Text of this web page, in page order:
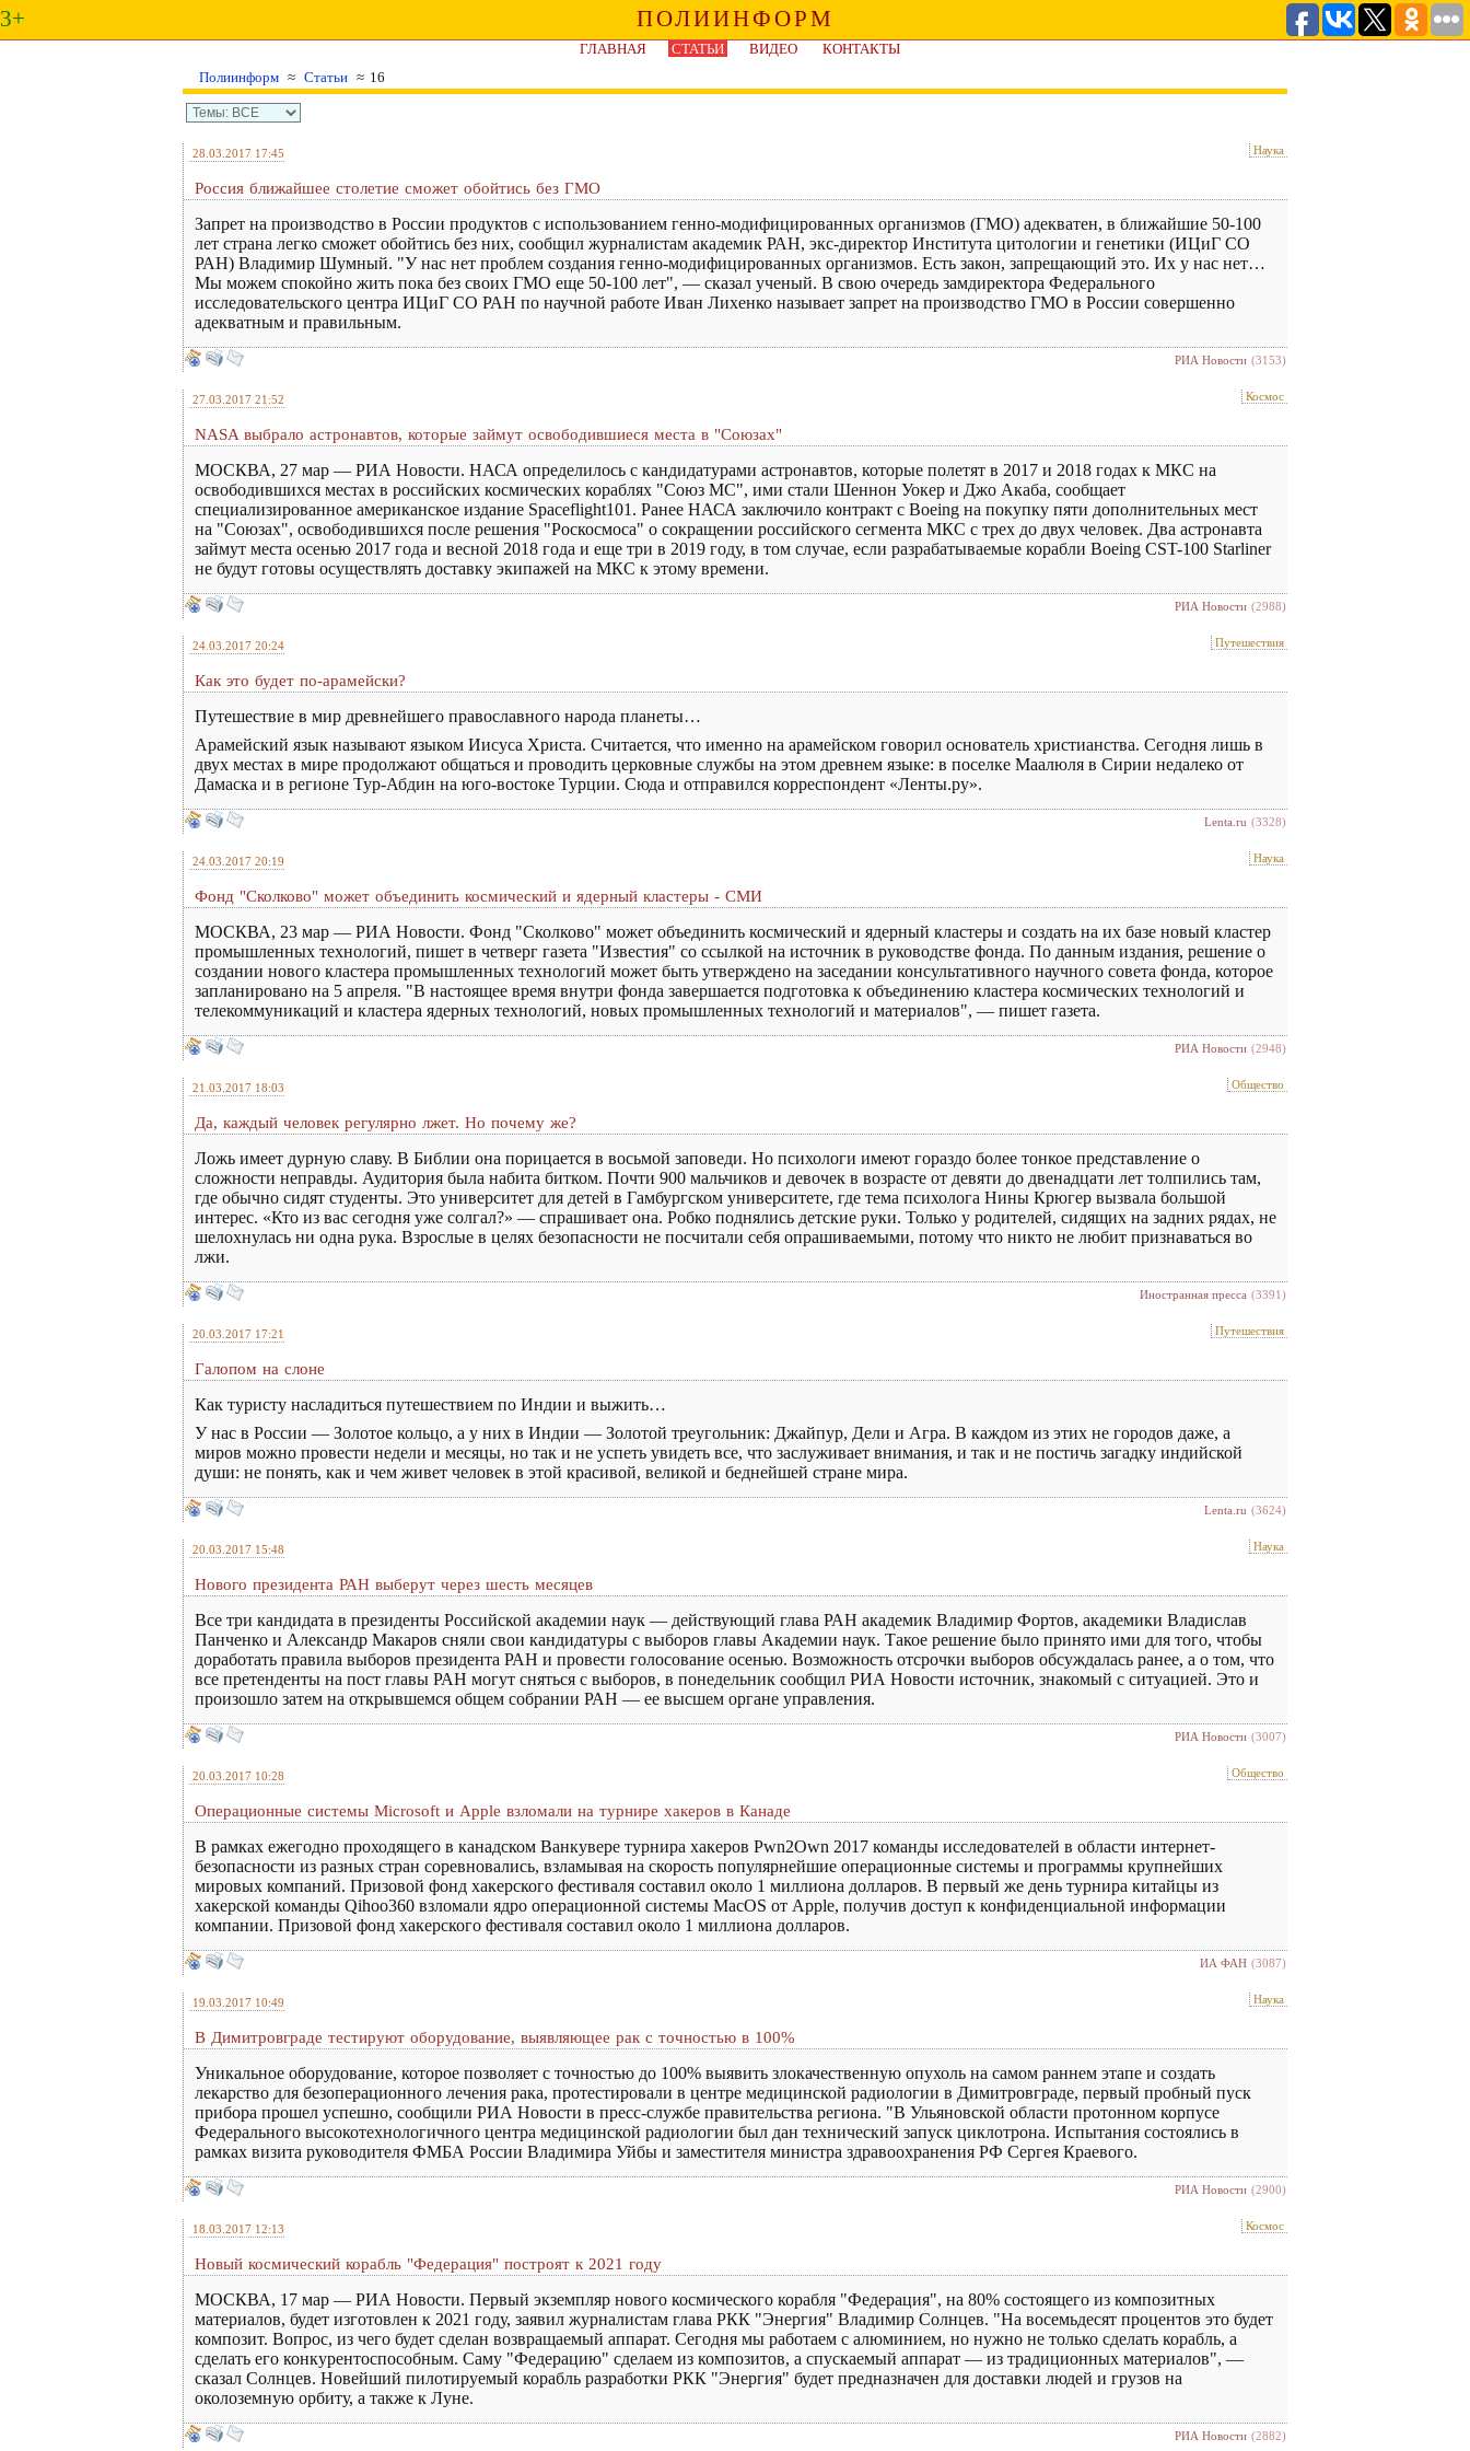
3+ ПОЛИИНФОРМ
ГЛАВНАЯ СТАТЬИ ВИДЕО
КОНТАКТЫ
Полиинформ ≈ Статьи ≈ 16
28.03.2017 17:45 Наука
Россия ближайшее столетие сможет обойтись без ГМО
Запрет на производство в России продуктов с использованием генно-модифицированных организмов (ГМО) адекватен, в ближайшие 50-100
лет страна легко сможет обойтись без них, сообщил журналистам академик РАН, экс-директор Института цитологии и генетики (ИЦиГ СО
РАН) Владимир Шумный. "У нас нет проблем создания генно-модифицированных организмов. Есть закон, запрещающий это. Их у нас нет…
Мы можем спокойно жить пока без своих ГМО еще 50-100 лет", — сказал ученый. В свою очередь замдиректора Федерального
исследовательского центра ИЦиГ СО РАН по научной работе Иван Лихенко называет запрет на производство ГМО в России совершенно
адекватным и правильным.
РИА Новости (3153)
27.03.2017 21:52 Космос
NASA выбрало астронавтов, которые займут освободившиеся места в "Союзах"
МОСКВА, 27 мар — РИА Новости. НАСА определилось с кандидатурами астронавтов, которые полетят в 2017 и 2018 годах к МКС на
освободившихся местах в российских космических кораблях "Союз МС", ими стали Шеннон Уокер и Джо Акаба, сообщает
специализированное американское издание Spaceflight101. Ранее НАСА заключило контракт с Boeing на покупку пяти дополнительных мест
на "Союзах", освободившихся после решения "Роскосмоса" о сокращении российского сегмента МКС с трех до двух человек. Два астронавта
займут места осенью 2017 года и весной 2018 года и еще три в 2019 году, в том случае, если разрабатываемые корабли Boeing CST-100 Starliner
не будут готовы осуществлять доставку экипажей на МКС к этому времени.
РИА Новости (2988)
24.03.2017 20:24 Путешествия
Как это будет по-арамейски?
Путешествие в мир древнейшего православного народа планеты…
Арамейский язык называют языком Иисуса Христа. Считается, что именно на арамейском говорил основатель христианства. Сегодня лишь в
двух местах в мире продолжают общаться и проводить церковные службы на этом древнем языке: в поселке Маалюля в Сирии недалеко от
Дамаска и в регионе Тур-Абдин на юго-востоке Турции. Сюда и отправился корреспондент «Ленты.ру».
Lenta.ru (3328)
24.03.2017 20:19 Наука
Фонд "Сколково" может объединить космический и ядерный кластеры - СМИ
МОСКВА, 23 мар — РИА Новости. Фонд "Сколково" может объединить космический и ядерный кластеры и создать на их базе новый кластер
промышленных технологий, пишет в четверг газета "Известия" со ссылкой на источник в руководстве фонда. По данным издания, решение о
создании нового кластера промышленных технологий может быть утверждено на заседании консультативного научного совета фонда, которое
запланировано на 5 апреля. "В настоящее время внутри фонда завершается подготовка к объединению кластера космических технологий и
телекоммуникаций и кластера ядерных технологий, новых промышленных технологий и материалов", — пишет газета.
РИА Новости (2948)
21.03.2017 18:03 Общество
Да, каждый человек регулярно лжет. Но почему же?
Ложь имеет дурную славу. В Библии она порицается в восьмой заповеди. Но психологи имеют гораздо более тонкое представление о
сложности неправды. Аудитория была набита битком. Почти 900 мальчиков и девочек в возрасте от девяти до двенадцати лет толпились там,
где обычно сидят студенты. Это университет для детей в Гамбургском университете, где тема психолога Нины Крюгер вызвала большой
интерес. «Кто из вас сегодня уже солгал?» — спрашивает она. Робко поднялись детские руки. Только у родителей, сидящих на задних рядах, не
шелохнулась ни одна рука. Взрослые в целях безопасности не посчитали себя опрашиваемыми, потому что никто не любит признаваться во
лжи.
Иностранная пресса (3391)
20.03.2017 17:21 Путешествия
Галопом на слоне
Как туристу насладиться путешествием по Индии и выжить…
У нас в России — Золотое кольцо, а у них в Индии — Золотой треугольник: Джайпур, Дели и Агра. В каждом из этих не городов даже, а
миров можно провести недели и месяцы, но так и не успеть увидеть все, что заслуживает внимания, и так и не постичь загадку индийской
души: не понять, как и чем живет человек в этой красивой, великой и беднейшей стране мира.
Lenta.ru (3624)
20.03.2017 15:48 Наука
Нового президента РАН выберут через шесть месяцев
Все три кандидата в президенты Российской академии наук — действующий глава РАН академик Владимир Фортов, академики Владислав
Панченко и Александр Макаров сняли свои кандидатуры с выборов главы Академии наук. Такое решение было принято ими для того, чтобы
доработать правила выборов президента РАН и провести голосование осенью. Возможность отсрочки выборов обсуждалась ранее, а о том, что
все претенденты на пост главы РАН могут сняться с выборов, в понедельник сообщил РИА Новости источник, знакомый с ситуацией. Это и
произошло затем на открывшемся общем собрании РАН — ее высшем органе управления.
РИА Новости (3007)
20.03.2017 10:28 Общество
Операционные системы Microsoft и Apple взломали на турнире хакеров в Канаде
В рамках ежегодно проходящего в канадском Ванкувере турнира хакеров Pwn2Own 2017 команды исследователей в области интернет-
безопасности из разных стран соревновались, взламывая на скорость популярнейшие операционные системы и программы крупнейших
мировых компаний. Призовой фонд хакерского фестиваля составил около 1 миллиона долларов. В первый же день турнира китайцы из
хакерской команды Qihoo360 взломали ядро операционной системы MacOS от Apple, получив доступ к конфиденциальной информации
компании. Призовой фонд хакерского фестиваля составил около 1 миллиона долларов.
ИА ФАН (3087)
19.03.2017 10:49 Наука
В Димитровграде тестируют оборудование, выявляющее рак с точностью в 100%
Уникальное оборудование, которое позволяет с точностью до 100% выявить злокачественную опухоль на самом раннем этапе и создать
лекарство для безоперационного лечения рака, протестировали в центре медицинской радиологии в Димитровграде, первый пробный пуск
прибора прошел успешно, сообщили РИА Новости в пресс-службе правительства региона. "В Ульяновской области протонном корпусе
Федерального высокотехнологичного центра медицинской радиологии был дан технический запуск циклотрона. Испытания состоялись в
рамках визита руководителя ФМБА России Владимира Уйбы и заместителя министра здравоохранения РФ Сергея Краевого.
РИА Новости (2900)
18.03.2017 12:13 Космос
Новый космический корабль "Федерация" построят к 2021 году
МОСКВА, 17 мар — РИА Новости. Первый экземпляр нового космического корабля "Федерация", на 80% состоящего из композитных
материалов, будет изготовлен к 2021 году, заявил журналистам глава РКК "Энергия" Владимир Солнцев. "На восемьдесят процентов это будет
композит. Вопрос, из чего будет сделан возвращаемый аппарат. Сегодня мы работаем с алюминием, но нужно не только сделать корабль, а
сделать его конкурентоспособным. Саму "Федерацию" сделаем из композитов, а спускаемый аппарат — из традиционных материалов", —
сказал Солнцев. Новейший пилотируемый корабль разработки РКК "Энергия" будет предназначен для доставки людей и грузов на
околоземную орбиту, а также к Луне.
РИА Новости (2882)